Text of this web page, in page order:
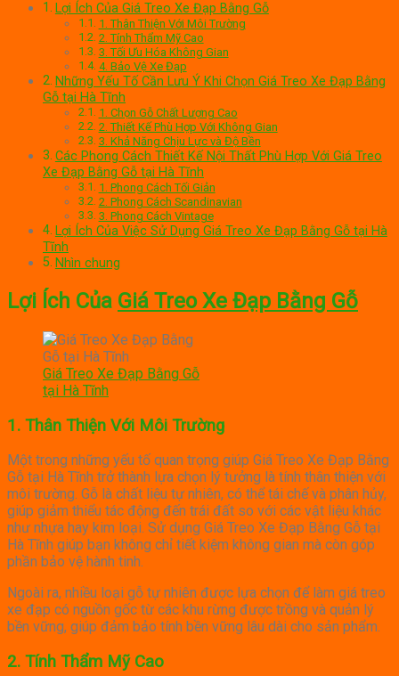
Lợi Ích Của Giá Treo Xe Đạp Bằng Gỗ
1. Thân Thiện Với Môi Trường
2. Tính Thẩm Mỹ Cao
3. Tối Ưu Hóa Không Gian
4. Bảo Vệ Xe Đạp
Những Yếu Tố Cần Lưu Ý Khi Chọn Giá Treo Xe Đạp Bằng
Gỗ tại Hà Tĩnh
1. Chọn Gỗ Chất Lượng Cao
2. Thiết Kế Phù Hợp Với Không Gian
3. Khả Năng Chịu Lực và Độ Bền
Các Phong Cách Thiết Kế Nội Thất Phù Hợp Với Giá Treo
Xe Đạp Bằng Gỗ tại Hà Tĩnh
1. Phong Cách Tối Giản
2. Phong Cách Scandinavian
3. Phong Cách Vintage
Lợi Ích Của Việc Sử Dụng Giá Treo Xe Đạp Bằng Gỗ tại Hà
Tĩnh
Nhìn chung
Lợi Ích Của Giá Treo Xe Đạp Bằng Gỗ
Giá Treo Xe Đạp Bằng Gỗ
tại Hà Tĩnh
1. Thân Thiện Với Môi Trường
Một trong những yếu tố quan trọng giúp Giá Treo Xe Đạp Bằng
Gỗ tại Hà Tĩnh trở thành lựa chọn lý tưởng là tính thân thiện với
môi trường. Gỗ là chất liệu tự nhiên, có thể tái chế và phân hủy,
giúp giảm thiểu tác động đến trái đất so với các vật liệu khác
như nhựa hay kim loại. Sử dụng Giá Treo Xe Đạp Bằng Gỗ tại
Hà Tĩnh giúp bạn không chỉ tiết kiệm không gian mà còn góp
phần bảo vệ hành tinh.
Ngoài ra, nhiều loại gỗ tự nhiên được lựa chọn để làm giá treo
xe đạp có nguồn gốc từ các khu rừng được trồng và quản lý
bền vững, giúp đảm bảo tính bền vững lâu dài cho sản phẩm.
2. Tính Thẩm Mỹ Cao